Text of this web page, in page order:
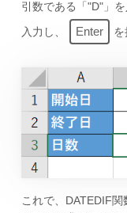
引数である「"D"」
入力し、
Enter を
これで、DATEDIF